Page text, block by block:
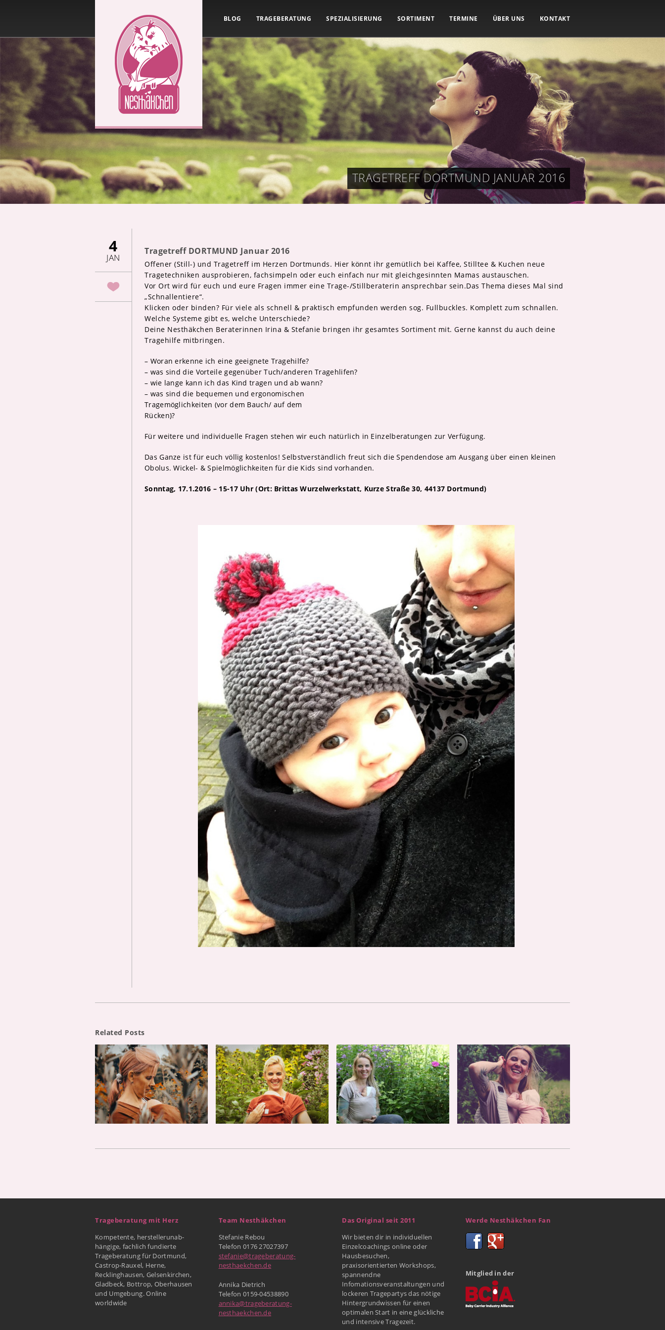
BLOG TRAGEBERATUNG SPEZIALISIERUNG SORTIMENT TERMINE ÜBER UNS KONTAKT
TRAGETREFF DORTMUND JANUAR 2016
4
JAN
Tragetreff DORTMUND Januar 2016
Offener (Still-) und Tragetreff im Herzen Dortmunds. Hier könnt ihr gemütlich bei Kaffee, Stilltee & Kuchen neue
Tragetechniken ausprobieren, fachsimpeln oder euch einfach nur mit gleichgesinnten Mamas austauschen.
Vor Ort wird für euch und eure Fragen immer eine Trage-/Stillberaterin ansprechbar sein.Das Thema dieses Mal sind
„Schnallentiere“.
Klicken oder binden? Für viele als schnell & praktisch empfunden werden sog. Fullbuckles. Komplett zum schnallen.
Welche Systeme gibt es, welche Unterschiede?
Deine Nesthäkchen Beraterinnen Irina & Stefanie bringen ihr gesamtes Sortiment mit. Gerne kannst du auch deine
Tragehilfe mitbringen.
– Woran erkenne ich eine geeignete Tragehilfe?
– was sind die Vorteile gegenüber Tuch/anderen Tragehlifen?
– wie lange kann ich das Kind tragen und ab wann?
– was sind die bequemen und ergonomischen
Tragemöglichkeiten (vor dem Bauch/ auf dem
Rücken)?
Für weitere und individuelle Fragen stehen wir euch natürlich in Einzelberatungen zur Verfügung.
Das Ganze ist für euch völlig kostenlos! Selbstverständlich freut sich die Spendendose am Ausgang über einen kleinen
Obolus. Wickel- & Spielmöglichkeiten für die Kids sind vorhanden.
Sonntag, 17.1.2016 – 15-17 Uhr (Ort: Brittas Wurzelwerkstatt, Kurze Straße 30, 44137 Dortmund)
Related Posts
Trageberatung mit Herz
Kompetente, herstellerunab-
hängige, fachlich fundierte
Trageberatung für Dortmund,
Castrop-Rauxel, Herne,
Recklinghausen, Gelsenkirchen,
Gladbeck, Bottrop, Oberhausen
und Umgebung. Online
worldwide
Team Nesthäkchen
Stefanie Rebou
Telefon 0176 27027397
stefanie@trageberatung-
nesthaekchen.de
Annika Dietrich
Telefon 0159-04538890
annika@trageberatung-
nesthaekchen.de
Das Original seit 2011
Wir bieten dir in individuellen
Einzelcoachings online oder
Hausbesuchen,
praxisorientierten Workshops,
spannendne
Infomationsveranstaltungen und
lockeren Tragepartys das nötige
Hintergrundwissen für einen
optimalen Start in eine glückliche
und intensive Tragezeit.
Werde Nesthäkchen Fan
Mitglied in der